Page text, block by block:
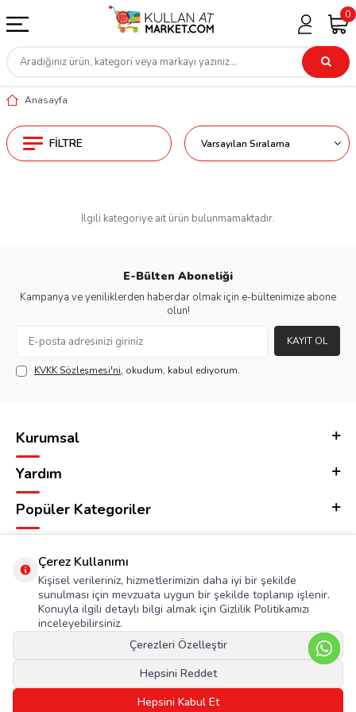
0
Anasayfa
FILTRE
İlgili kategoriye ait ürün bulunmamaktadır.
E-Bülten Aboneliği
Kampanya ve yeniliklerden haberdar olmak için e-bültenimize abone
olun!
KAYIT OL
KVKK Sözleşmesi'ni, okudum, kabul ediyorum.
Kurumsal
Yardım
Popüler Kategoriler
Çerez Kullanımı
Kişisel verileriniz, hizmetlerimizin daha iyi bir şekilde
sunulması için mevzuata uygun bir şekilde toplanıp işlenir.
Konuyla ilgili detaylı bilgi almak için Gizlilik Politikamızı
inceleyebilirsiniz.
Çerezleri Özelleştir
Hepsini Reddet
Hepsini Kabul Et